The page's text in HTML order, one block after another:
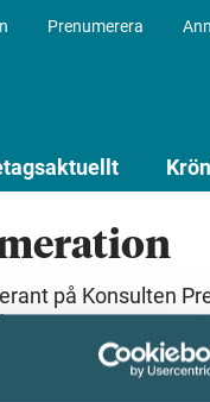
Prenumerera
på Konsulten